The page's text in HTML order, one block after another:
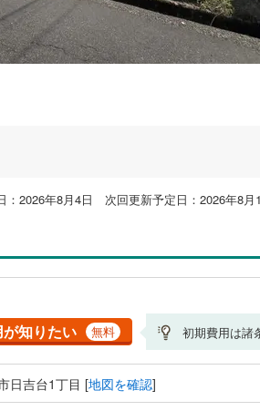
2026年8月4日 次回更新予定日：2026年8月
知りたい
無料 初期費用は諸
日吉台1丁目 [地図を確認]